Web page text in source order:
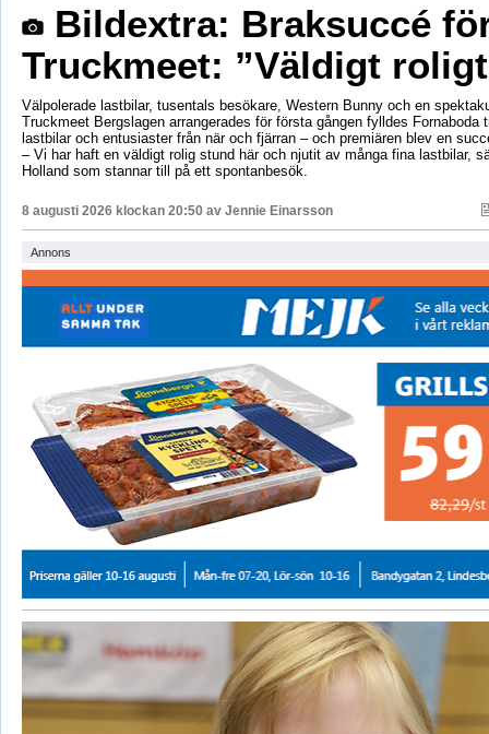
Bildextra: Braksuccé
Truckmeet: ”Väldigt
Välpolerade lastbilar, tusentals besökare, Western Bunny och en
Truckmeet Bergslagen arrangerades för första gången fylldes Fornaboda
lastbilar och entusiaster från när och fjärran – och premiären blev en
– Vi har haft en väldigt rolig stund här och njutit av många fina lastbilar,
Holland som stannar till på ett spontanbesök.
8 augusti 2026 klockan 20:50 av Jennie Einarsson
Annons